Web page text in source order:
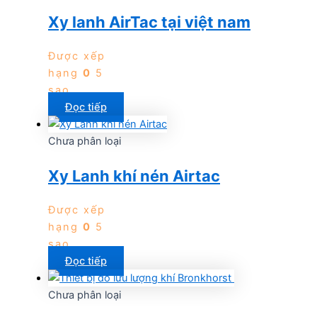
Xy lanh AirTac tại việt nam
Được xếp
hạng 0 5
sao
Đọc tiếp
Chưa phân loại
Xy Lanh khí nén Airtac
Được xếp
hạng 0 5
sao
Đọc tiếp
Chưa phân loại